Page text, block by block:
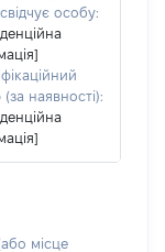
особу:
наявності):
місце